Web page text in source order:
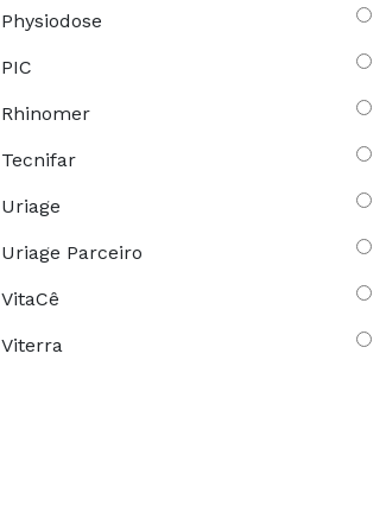
Physiodose
PIC
Rhinomer
Tecnifar
Uriage
Uriage Parceiro
VitaCê
Viterra